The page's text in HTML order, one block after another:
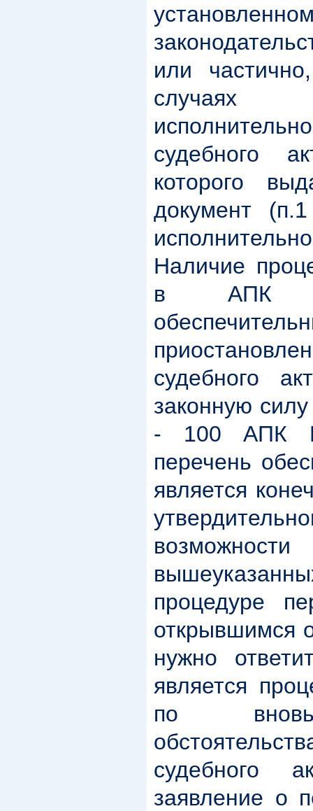
или
случаях
судебного
которого
документ
Наличие
в АПК
судебного
законную
- 100 АПК
перечень
является
процедуре
открывшимся
нужно
является
по вновь
судебного
заявление о